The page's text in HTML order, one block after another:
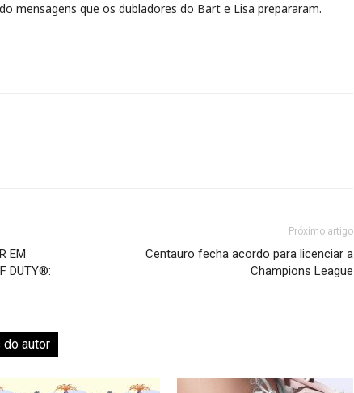
mensagens que os dubladores do Bart e Lisa prepararam.
EM
DUTY®:
Próximo artigo
Centauro fecha acordo para licenciar a
Champions League
do autor